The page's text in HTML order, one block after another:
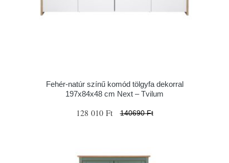
Fehér-natúr színű komód tölgyfa dekorral
197x84x48 cm Next – Tvilum
128 010 Ft 140690 Ft